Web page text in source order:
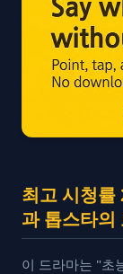
최고 시청률
과 톱스타의
이 드라마는 "초